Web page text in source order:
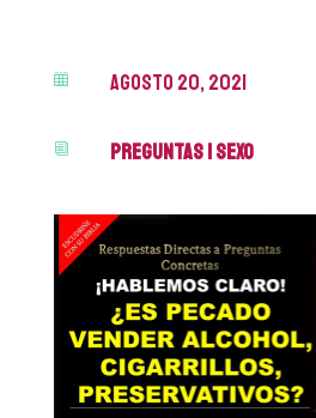
 agosto 20, 2021
i Preguntas|Sexo